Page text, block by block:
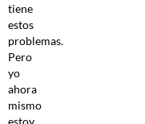
tiene
estos
problemas.
Pero
yo
ahora
mismo
estoy